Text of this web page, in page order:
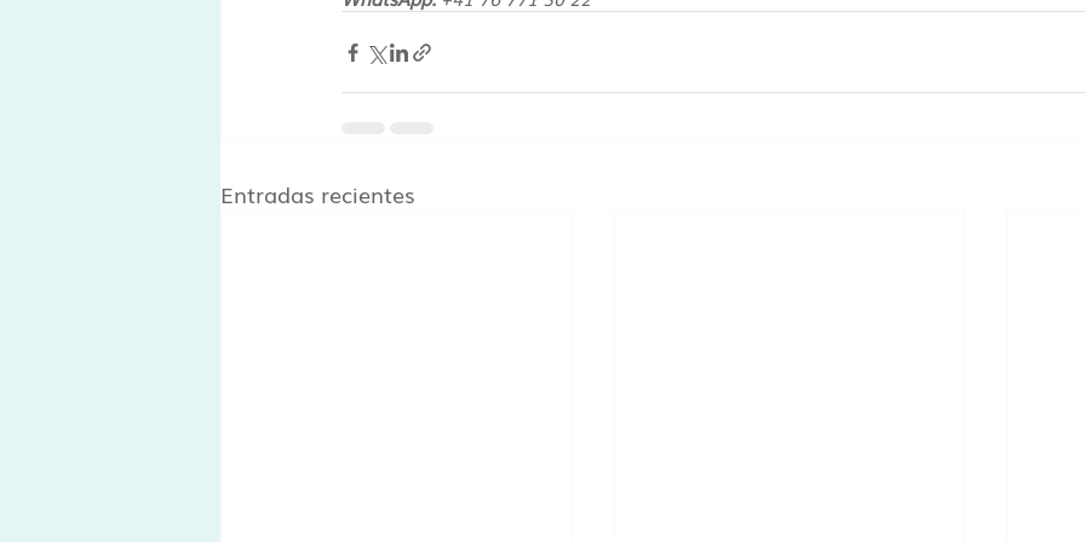
Entradas recientes